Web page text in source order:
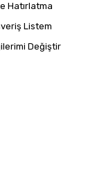
Hatırlatma
Listem
Değiştir